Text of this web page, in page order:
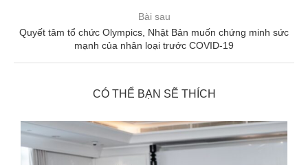
Bài sau
Quyết tâm tổ chức Olympics, Nhật Bản muốn chứng minh sức
mạnh của nhân loại trước COVID-19
CÓ THỂ BẠN SẼ THÍCH